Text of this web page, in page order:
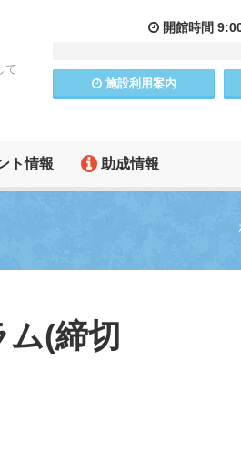
て
開館時間
施設利用案内
ト情報 助成情報
(締切